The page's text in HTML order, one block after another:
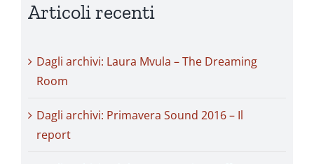
Articoli recenti
Dagli archivi: Laura Mvula – The Dreaming
Room
Dagli archivi: Primavera Sound 2016 – Il
report